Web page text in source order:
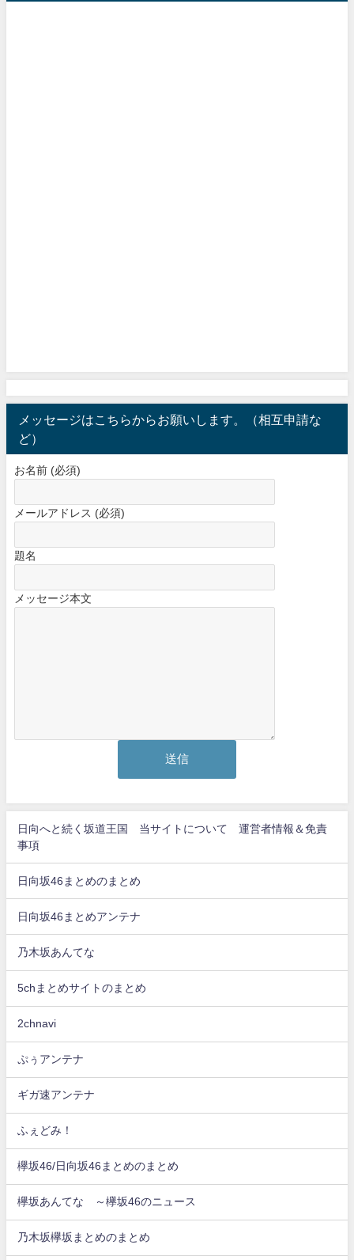
メッセージはこちらからお願いします。（相互申請な
ど）
お名前 (必須)
メールアドレス (必須)
題名
メッセージ本文
日向へと続く坂道王国 当サイトについて 運営者情報＆免責
事項
日向坂46まとめのまとめ
日向坂46まとめアンテナ
乃木坂あんてな
5chまとめサイトのまとめ
2chnavi
ぷぅアンテナ
ギガ速アンテナ
ふぇどみ！
欅坂46/日向坂46まとめのまとめ
欅坂あんてな ～欅坂46のニュース
乃木坂欅坂まとめのまとめ